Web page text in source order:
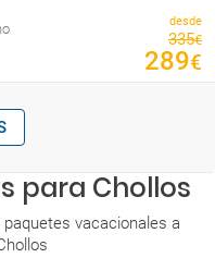
desde
335€
289€
para Chollos
vacacionales a